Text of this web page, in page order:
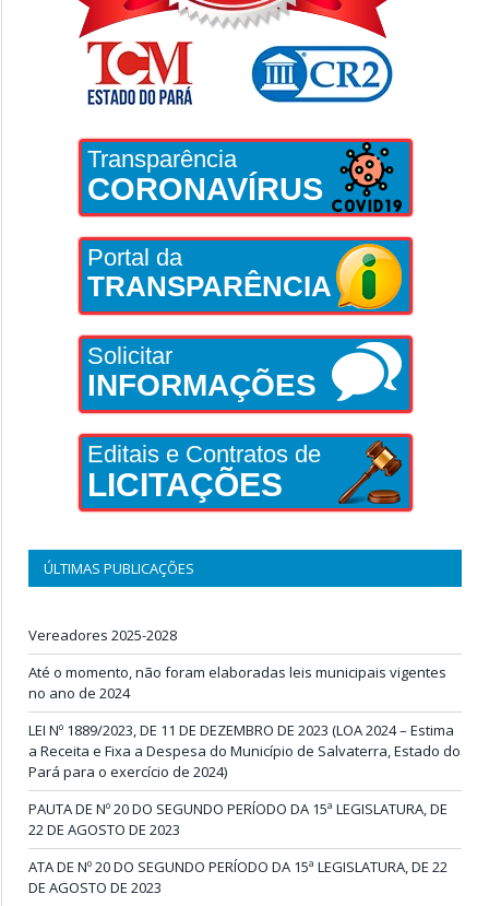
Transparência
CORONAVÍRUS
Portal da
TRANSPARÊNCIA
Solicitar
INFORMAÇÕES
Editais e Contratos de
LICITAÇÕES
ÚLTIMAS PUBLICAÇÕES
Vereadores 2025-2028
Até o momento, não foram elaboradas leis municipais vigentes
no ano de 2024
LEI Nº 1889/2023, DE 11 DE DEZEMBRO DE 2023 (LOA 2024 – Estima
a Receita e Fixa a Despesa do Município de Salvaterra, Estado do
Pará para o exercício de 2024)
PAUTA DE Nº 20 DO SEGUNDO PERÍODO DA 15ª LEGISLATURA, DE
22 DE AGOSTO DE 2023
ATA DE Nº 20 DO SEGUNDO PERÍODO DA 15ª LEGISLATURA, DE 22
DE AGOSTO DE 2023